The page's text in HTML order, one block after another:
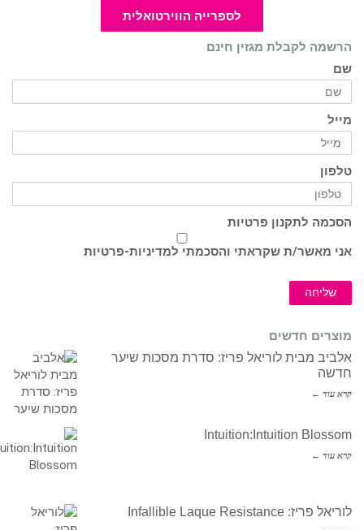
לספרייה הווירטואלית
הרשמה לקבלת מגזין חינם
שם
מייל
טלפון
הסכמה לתקנון פרטיות
אני מאשר/ת שקראתי והסכמתי למדיניות-פרטיות
שליחה
מוצרים חדשים
אלביב מבית לוריאל פריז: סדרת מסכות שיער
חדשה
קרא עוד ←
Intuition:Intuition Blossom
קרא עוד ←
לוריאל פריז: Infallible Laque Resistance